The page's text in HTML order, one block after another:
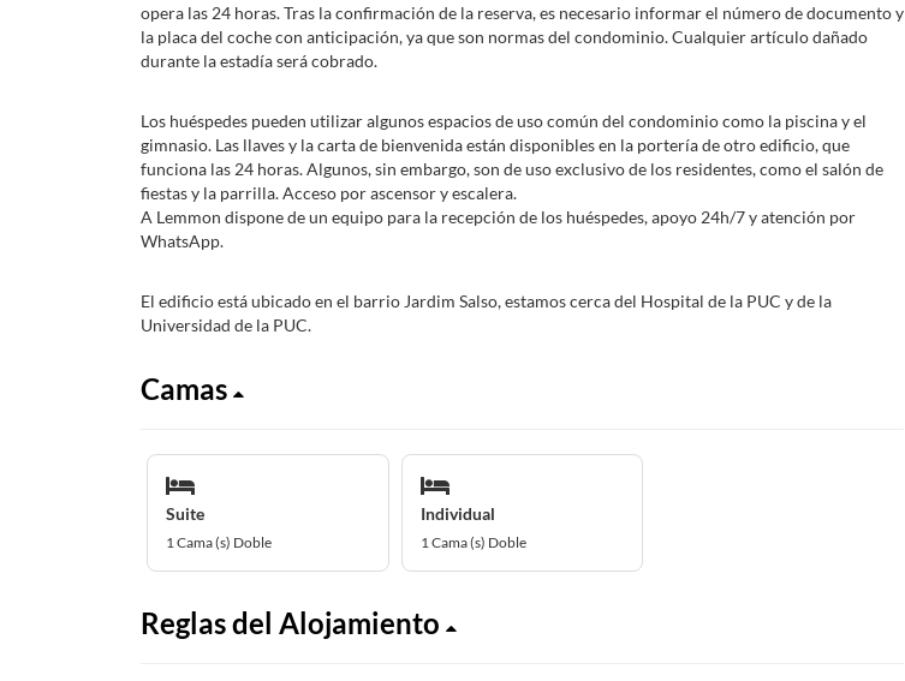
opera las 24 horas. Tras la confirmación de la reserva, es necesario informar el número de documento y
la placa del coche con anticipación, ya que son normas del condominio. Cualquier artículo dañado
durante la estadía será cobrado.
Los huéspedes pueden utilizar algunos espacios de uso común del condominio como la piscina y el
gimnasio. Las llaves y la carta de bienvenida están disponibles en la portería de otro edificio, que
funciona las 24 horas. Algunos, sin embargo, son de uso exclusivo de los residentes, como el salón de
fiestas y la parrilla. Acceso por ascensor y escalera.
A Lemmon dispone de un equipo para la recepción de los huéspedes, apoyo 24h/7 y atención por
WhatsApp.
El edificio está ubicado en el barrio Jardim Salso, estamos cerca del Hospital de la PUC y de la
Universidad de la PUC.
Camas
Suite
1 Cama (s) Doble
Individual
1 Cama (s) Doble
Reglas del Alojamiento